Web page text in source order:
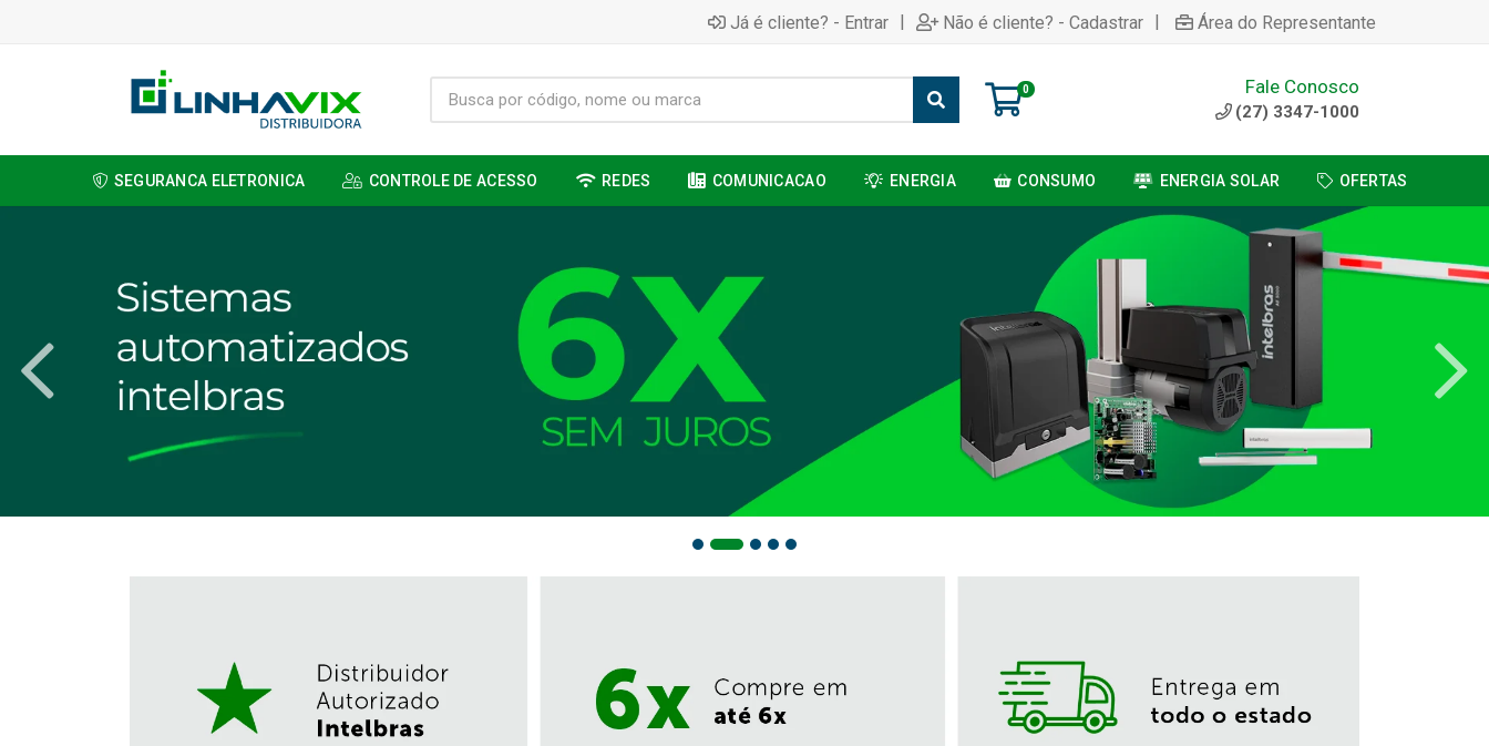
Já é cliente? - Entrar | Não é cliente? - Cadastrar | Área do Representante
0 Fale Conosco
(27) 3347-1000
SEGURANCA ELETRONICA CONTROLE DE ACESSO REDES COMUNICACAO ENERGIA CONSUMO ENERGIA SOLAR OFERTAS